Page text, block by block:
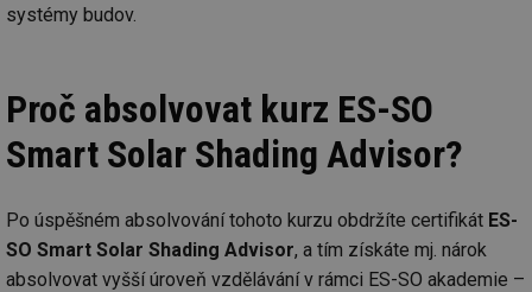
systémy budov.
Proč absolvovat kurz ES-SO
Smart Solar Shading Advisor?
Po úspěšném absolvování tohoto kurzu obdržíte certifikát ES-
SO Smart Solar Shading Advisor, a tím získáte mj. nárok
absolvovat vyšší úroveň vzdělávání v rámci ES-SO akademie –